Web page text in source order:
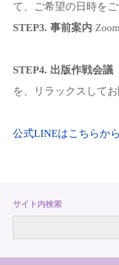
て、ご希望の日時をご
STEP3. 事前案内
STEP4. 出版作戦会議
を、リラックスしてお
公式LINEはこちらから
サイト内検索